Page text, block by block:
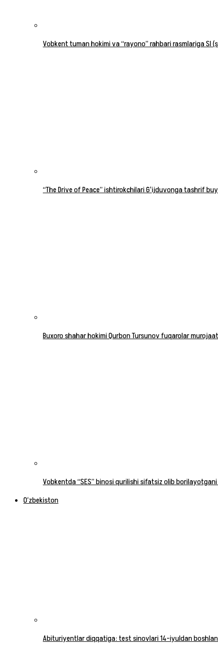
Vobkent tuman hokimi va “rayono” rahbari rasmlariga
“The Drive of Peace” ishtirokchilari Gʻijduvonga tashrif
Buxoro shahar hokimi Qurbon Tursunov fuqarolar
Vobkentda “SES” binosi qurilishi sifatsiz olib
O‘zbekiston
Abituriyentlar diqqatiga: test sinovlari 14-iyuldan